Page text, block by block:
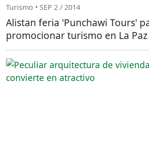
Turismo • SEP 2 / 2014
Alistan feria 'Punchawi Tours'
promocionar turismo en La Paz